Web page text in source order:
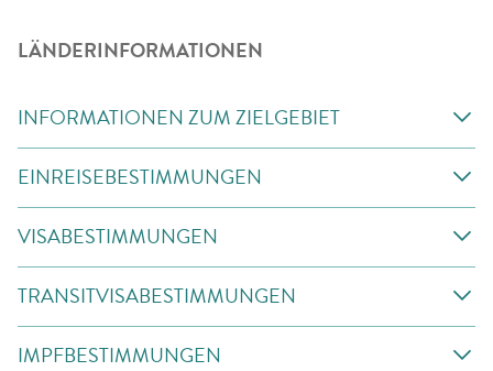
LÄNDERINFORMATIONEN
INFORMATIONEN ZUM ZIELGEBIET
EINREISEBESTIMMUNGEN
VISABESTIMMUNGEN
TRANSITVISABESTIMMUNGEN
IMPFBESTIMMUNGEN